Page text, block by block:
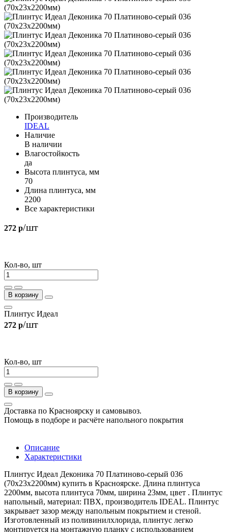
Производитель
IDEAL
Наличие
В наличии
Влагостойкость
да
Высота плинтуса, мм
70
Длина плинтуса, мм
2200
Все характеристики
272 р/шт
Кол-во, шт
В корзину
Плинтус Идеал
272 р/шт
Кол-во, шт
В корзину
Доставка по Красноярску и самовывоз.
Помощь в подборе и расчёте напольного покрытия
Описание
Характеристики
Плинтус Идеал Деконика 70 Платиново-серый 036
(70х23х2200мм) купить в Красноярске. Длина плинтуса
2200мм, высота плинтуса 70мм, ширина 23мм, цвет . Плинтус
напольный, материал: ПВХ, производитель IDEAL. Плинтус
закрывает зазор между напольным покрытием и стеной.
Изготовленный из поливинилхлорида, плинтус легко
монтируется на монтажную планку с использованием